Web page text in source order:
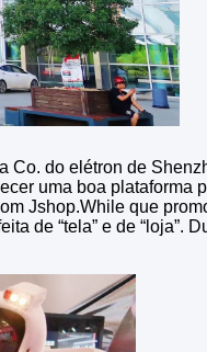
do elétron de
uma boa
Jshop.While que
de “tela” e de “loja”.